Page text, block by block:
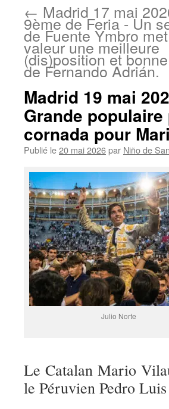
← Madrid 17 mai
9ème de Feria - Un
de Fuente Ymbro
valeur une meilleure
(dis)position et
de Fernando Adrián.
Madrid 19 mai
Grande
cornada pour
Publié le20 mai 2026par Niño de
Julio Norte
Le Catalan Mario
le Péruvien Pedro